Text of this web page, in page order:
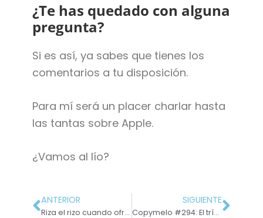
¿Te has quedado con alguna
pregunta?
Si es así, ya sabes que tienes los
comentarios a tu disposición.
Para mí será un placer charlar hasta
las tantas sobre Apple.
¿Vamos al lío?
ANTERIOR
Riza el rizo cuando ofrezcas tus servicios
SIGUIENTE
Copymelo #294: El trío más sensual del copywriting web